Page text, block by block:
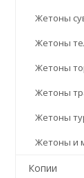
Жетоны
Жетоны
Жетоны
Жетоны
Жетоны
Жетоны и
Копии